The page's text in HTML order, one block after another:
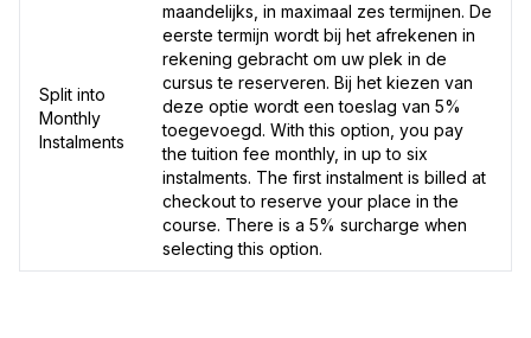
Split into
Monthly
Instalments
maandelijks, in maximaal zes termijnen. De
eerste termijn wordt bij het afrekenen in
rekening gebracht om uw plek in de
cursus te reserveren. Bij het kiezen van
deze optie wordt een toeslag van 5%
toegevoegd. With this option, you pay
the tuition fee monthly, in up to six
instalments. The first instalment is billed at
checkout to reserve your place in the
course. There is a 5% surcharge when
selecting this option.